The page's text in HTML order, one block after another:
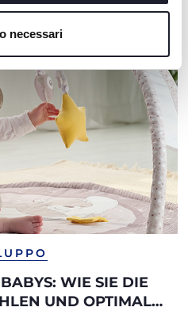
necessari
WIE SIE DIE
UND OPTIMAL